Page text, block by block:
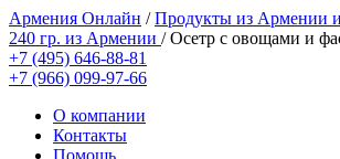
Армения Онлайн /Продукты из Армении
240 гр. из Армении /Осетр с овощами и
+7 (495) 646-88-81
+7 (966) 099-97-66
О компании
Контакты
Помощь